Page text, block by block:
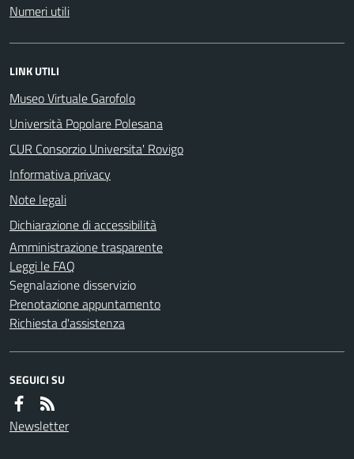
Numeri utili
LINK UTILI
Museo Virtuale Garofolo
Università Popolare Polesana
CUR Consorzio Universita' Rovigo
Informativa privacy
Note legali
Dichiarazione di accessibilità
Amministrazione trasparente
Leggi le FAQ
Segnalazione disservizio
Prenotazione appuntamento
Richiesta d'assistenza
SEGUICI SU
Newsletter